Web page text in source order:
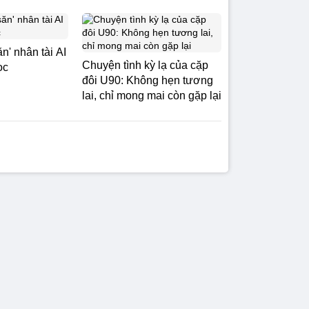
nhân tài AI
Chuyện tình kỳ lạ của cặp
đôi U90: Không hẹn tương
lai, chỉ mong mai còn gặp lại